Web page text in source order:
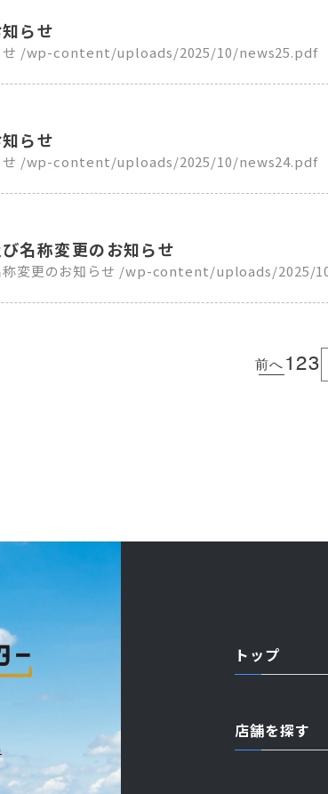
らせ
葛西営業所開設のお知らせ /wp-content/uploads/2025/10/news25.pdf
らせ
せ /wp-content/uploads/2025/10/news24.pdf
名称変更のお知らせ
世田谷営業所移転及び名称変更のお知らせ /wp-content/
前へ 123
トップ
店舗を探す